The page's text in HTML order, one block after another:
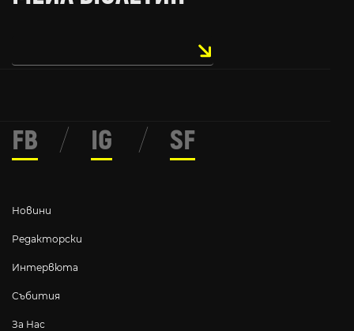
Новини
Редакторски
Интервюта
Събития
За Нас
FB / IG / SF